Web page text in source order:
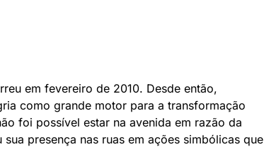
em fevereiro de 2010. Desde então,
como grande motor para a transformação
foi possível estar na avenida em razão da
presença nas ruas em ações simbólicas que